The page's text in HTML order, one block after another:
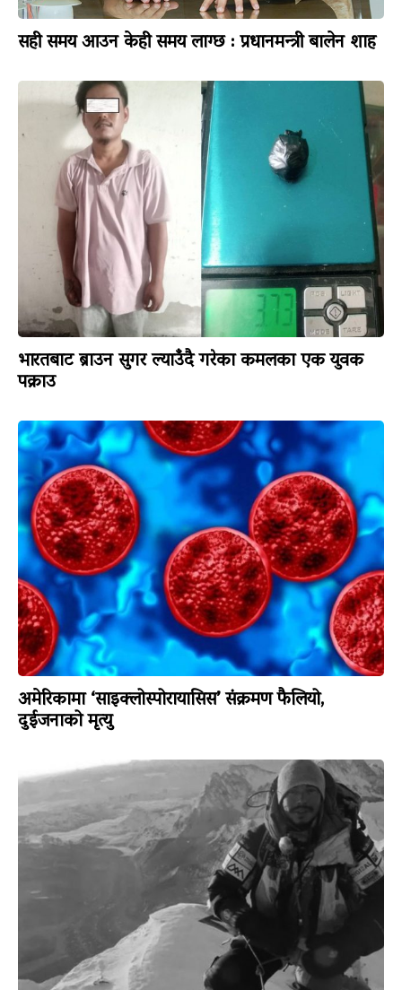
सही समय आउन केही समय लाग्छ : प्रधानमन्त्री बालेन शाह
भारतबाट ब्राउन सुगर ल्याउँदै गरेका कमलका एक युवक
पक्राउ
अमेरिकामा ‘साइक्लोस्पोरायासिस’ संक्रमण फैलियो,
दुईजनाको मृत्यु